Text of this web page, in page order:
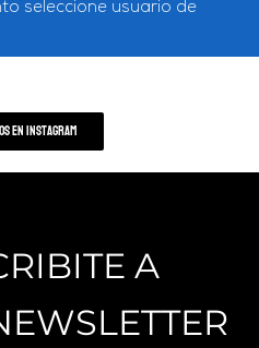
seleccione usuario de
en Instagram
A